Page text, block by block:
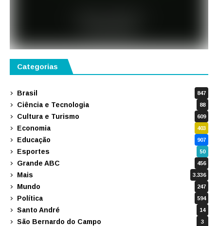
Categorias
Brasil 847
Ciência e Tecnologia 88
Cultura e Turismo 609
Economia 403
Educação 907
Esportes 50
Grande ABC 456
Mais 3.336
Mundo 247
Política 594
Santo André 14
São Bernardo do Campo 3